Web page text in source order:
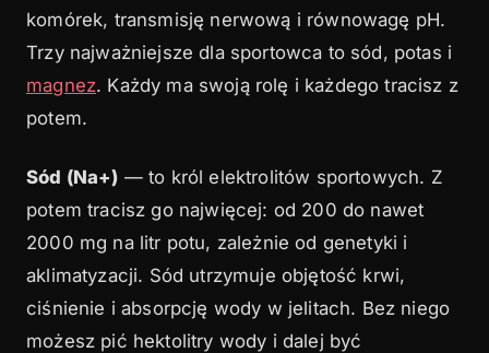
komórek, transmisję nerwową i równowagę pH.
Trzy najważniejsze dla sportowca to sód, potas i
magnez. Każdy ma swoją rolę i każdego tracisz z
potem.
Sód (Na+) — to król elektrolitów sportowych. Z
potem tracisz go najwięcej: od 200 do nawet
2000 mg na litr potu, zależnie od genetyki i
aklimatyzacji. Sód utrzymuje objętość krwi,
ciśnienie i absorpcję wody w jelitach. Bez niego
możesz pić hektolitry wody i dalej być